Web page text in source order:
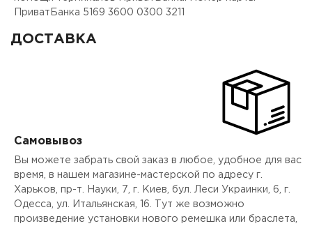
ПриватБанка 5169 3600 0300 3211
ДОСТАВКА
Самовывоз
Вы можете забрать свой заказ в любое, удобное для вас
время, в нашем магазине-мастерской по адресу г.
Харьков, пр-т. Науки, 7, г. Киев, бул. Леси Украинки, 6, г.
Одесса, ул. Итальянская, 16. Тут же возможно
произведение установки нового ремешка или браслета,